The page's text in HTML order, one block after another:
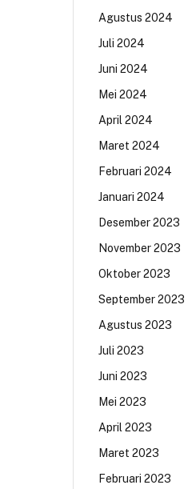
Agustus 2024
Juli 2024
Juni 2024
Mei 2024
April 2024
Maret 2024
Februari 2024
Januari 2024
Desember 2023
November 2023
Oktober 2023
September 2023
Agustus 2023
Juli 2023
Juni 2023
Mei 2023
April 2023
Maret 2023
Februari 2023